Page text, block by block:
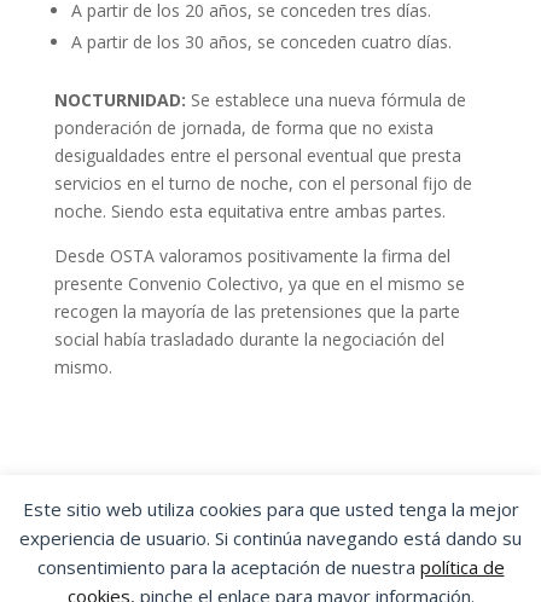
Este sitio web utiliza cookies para que usted tenga la mejor
experiencia de usuario. Si continúa navegando está dando su
consentimiento para la aceptación de nuestra política de
cookies, pinche el enlace para mayor información.
A partir de los 20 años, se conceden tres días.
A partir de los 30 años, se conceden cuatro días.
NOCTURNIDAD: Se establece una nueva fórmula de
ponderación de jornada, de forma que no exista
desigualdades entre el personal eventual que presta
servicios en el turno de noche, con el personal fijo de
noche. Siendo esta equitativa entre ambas partes.
Desde OSTA valoramos positivamente la firma del
presente Convenio Colectivo, ya que en el mismo se
recogen la mayoría de las pretensiones que la parte
social había trasladado durante la negociación del
mismo.
OSTA
ORGANIZACIÓN SINDICAL DE
TRABAJADORES Y TRABAJADORAS DE ARAGÓN